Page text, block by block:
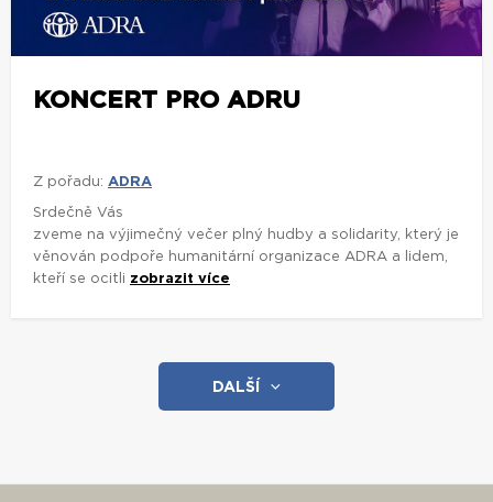
KONCERT PRO ADRU
Z pořadu: ADRA
Srdečně Vás
zveme na výjimečný večer plný hudby a solidarity, který je
věnován podpoře humanitární organizace ADRA a lidem,
kteří se ocitli zobrazit více
DALŠÍ